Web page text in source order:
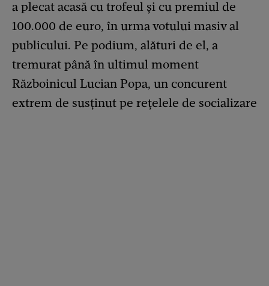
a plecat acasă cu trofeul și cu premiul de
100.000 de euro, în urma votului masiv al
publicului. Pe podium, alături de el, a
tremurat până în ultimul moment
Războinicul Lucian Popa, un concurent
extrem de susținut pe rețelele de socializare